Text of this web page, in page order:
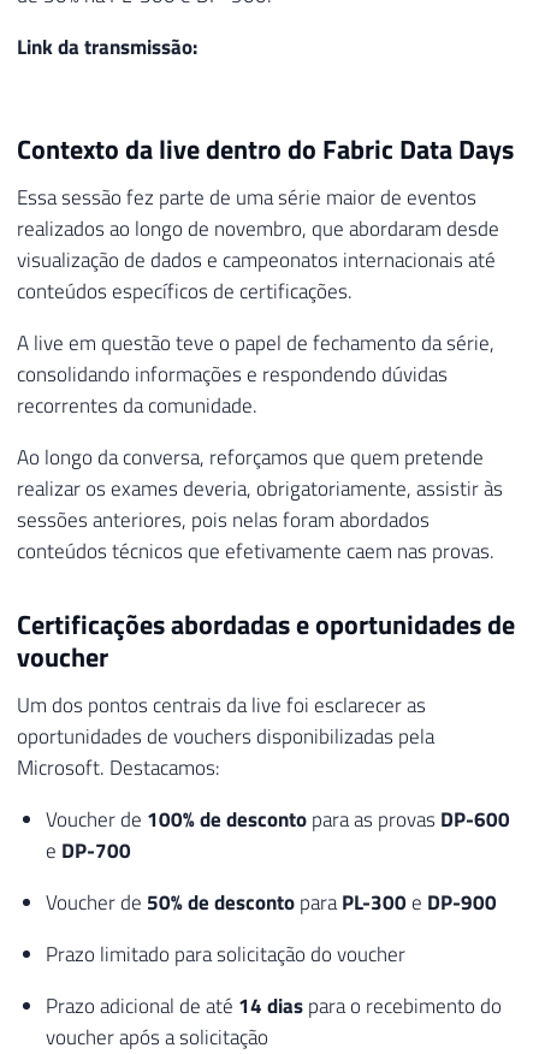
Link da transmissão:
Contexto da live dentro do Fabric Data Days
Essa sessão fez parte de uma série maior de eventos
realizados ao longo de novembro, que abordaram desde
visualização de dados e campeonatos internacionais até
conteúdos específicos de certificações.
A live em questão teve o papel de fechamento da série,
consolidando informações e respondendo dúvidas
recorrentes da comunidade.
Ao longo da conversa, reforçamos que quem pretende
realizar os exames deveria, obrigatoriamente, assistir às
sessões anteriores, pois nelas foram abordados
conteúdos técnicos que efetivamente caem nas provas.
Certificações abordadas e oportunidades de
voucher
Um dos pontos centrais da live foi esclarecer as
oportunidades de vouchers disponibilizadas pela
Microsoft. Destacamos:
Voucher de 100% de descontopara as provas DP-600
e DP-700
Voucher de 50% de descontoparaPL-300 e DP-900
Prazo limitado para solicitação do voucher
Prazo adicional de até 14 diaspara o recebimento do
voucher após a solicitação